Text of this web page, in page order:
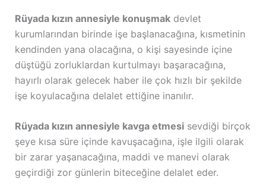
Rüyada kızın annesiyle konuşmakdevlet
kurumlarından birinde işe başlanacağına, kısmetinin
kendinden yana olacağına, o kişi sayesinde içine
düştüğü zorluklardan kurtulmayı başaracağına,
hayırlı olarak gelecek haber ile çok hızlı bir şekilde
işe koyulacağına delalet ettiğine inanılır.
Rüyada kızın annesiyle kavga etmesisevdiği birçok
şeye kısa süre içinde kavuşacağına, işle ilgili olarak
bir zarar yaşanacağına, maddi ve manevi olarak
geçirdiği zor günlerin biteceğine delalet eder.